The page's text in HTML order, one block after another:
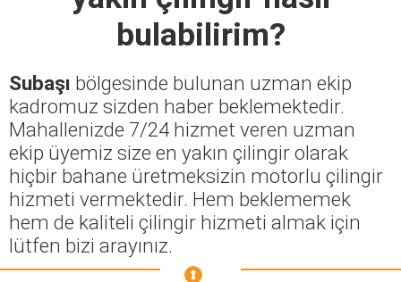
bulabilirim?
Subaşı bölgesinde bulunan uzman ekip
kadromuz sizden haber beklemektedir.
Mahallenizde 7/24 hizmet veren uzman
ekip üyemiz size en yakın çilingir olarak
hiçbir bahane üretmeksizin motorlu çilingir
hizmeti vermektedir. Hem beklememek
hem de kaliteli çilingir hizmeti almak için
lütfen bizi arayınız.